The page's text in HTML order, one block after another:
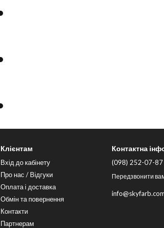
Клієнтам
Вхід до кабінету
Про нас / Відгуки
Оплата і доставка
Обмін та повернення
Контакти
Партнерам
Контактна
(098) 252-07-87
Передзвонити